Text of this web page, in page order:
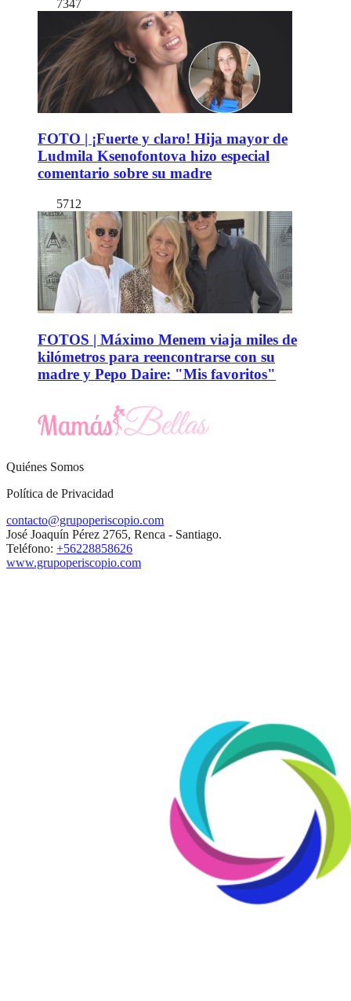
7347
FOTO | ¡Fuerte y claro! Hija mayor de
Ludmila Ksenofontova hizo especial
comentario sobre su madre
5712
FOTOS | Máximo Menem viaja miles de
kilómetros para reencontrarse con su
madre y Pepo Daire: "Mis favoritos"
Quiénes Somos
Política de Privacidad
contacto@grupoperiscopio.com
José Joaquín Pérez 2765, Renca - Santiago.
Teléfono: +56228858626
www.grupoperiscopio.com